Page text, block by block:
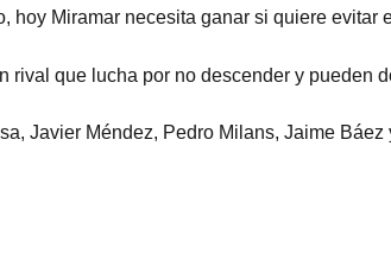
hoy Miramar necesita ganar si quiere evitar
rival que lucha por no descender y pueden
Javier Méndez, Pedro Milans, Jaime Báez